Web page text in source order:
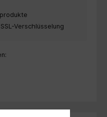
Verschlüsselung